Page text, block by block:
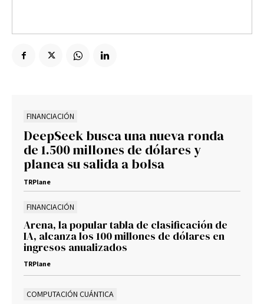
FINANCIACIÓN
DeepSeek busca una nueva ronda
de 1.500 millones de dólares y
planea su salida a bolsa
TRPlane
FINANCIACIÓN
Arena, la popular tabla de clasificación de
IA, alcanza los 100 millones de dólares en
ingresos anualizados
TRPlane
COMPUTACIÓN CUÁNTICA